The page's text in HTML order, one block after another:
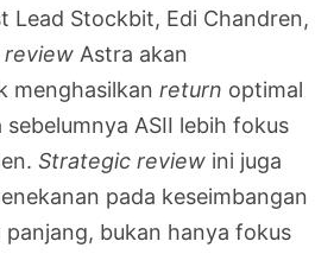
Lead Stockbit, Edi Chandren,
Astra akan
menghasilkan return optimal
ASII lebih fokus
Strategic review ini juga
pada keseimbangan
bukan hanya fokus